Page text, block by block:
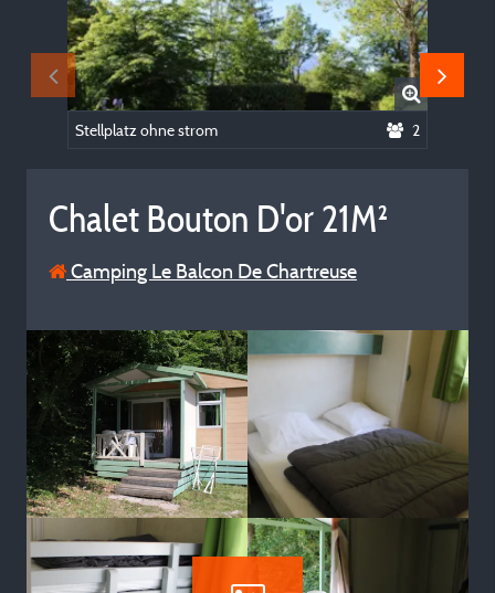
Stellplatz ohne strom 2
Chalet Bouton D'or 21M²
Camping Le Balcon De Chartreuse